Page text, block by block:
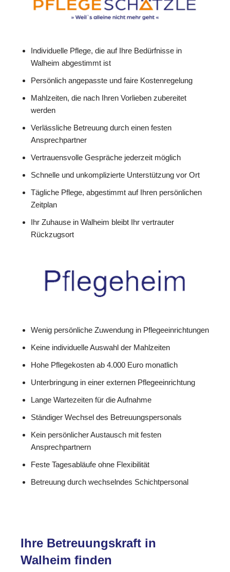
Individuelle Pflege, die auf Ihre Bedürfnisse in
Walheim abgestimmt ist
Persönlich angepasste und faire Kostenregelung
Mahlzeiten, die nach Ihren Vorlieben zubereitet
werden
Verlässliche Betreuung durch einen festen
Ansprechpartner
Vertrauensvolle Gespräche jederzeit möglich
Schnelle und unkomplizierte Unterstützung vor Ort
Tägliche Pflege, abgestimmt auf Ihren persönlichen
Zeitplan
Ihr Zuhause in Walheim bleibt Ihr vertrauter
Rückzugsort
Wenig persönliche Zuwendung in Pflegeeinrichtungen
Keine individuelle Auswahl der Mahlzeiten
Hohe Pflegekosten ab 4.000 Euro monatlich
Unterbringung in einer externen Pflegeeinrichtung
Lange Wartezeiten für die Aufnahme
Ständiger Wechsel des Betreuungspersonals
Kein persönlicher Austausch mit festen
Ansprechpartnern
Feste Tagesabläufe ohne Flexibilität
Betreuung durch wechselndes Schichtpersonal
Ihre Betreuungskraft in
Walheim finden